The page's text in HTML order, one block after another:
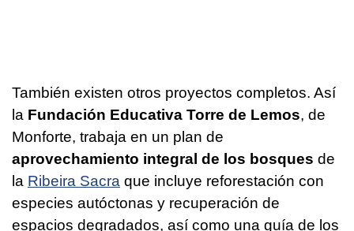
También existen otros proyectos completos. Así
la Fundación Educativa Torre de Lemos, de
Monforte, trabaja en un plan de
aprovechamiento integral de los bosques de
la Ribeira Sacra que incluye reforestación con
especies autóctonas y recuperación de
espacios degradados, así como una guía de los